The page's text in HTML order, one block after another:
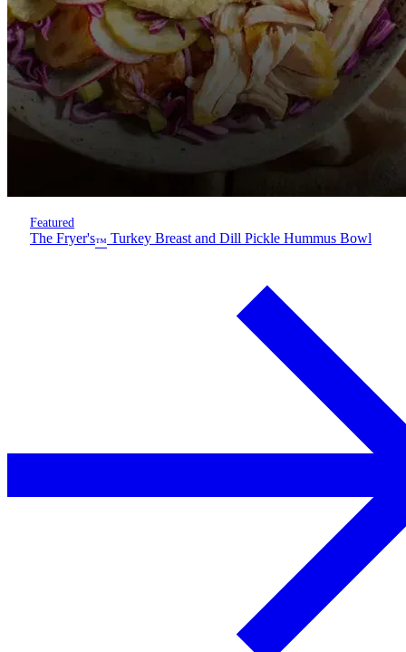
Featured
The Fryer's™ Turkey Breast and Dill Pickle Hummus Bowl